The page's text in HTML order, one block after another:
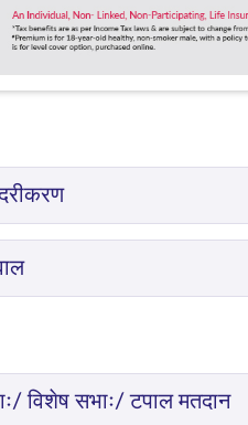
section
विशेष सभाः/ टपाल मतदान
Postal Ballot section